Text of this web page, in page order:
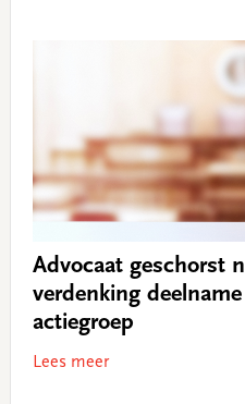
Advocaat geschorst
verdenking
actiegroep
Lees meer